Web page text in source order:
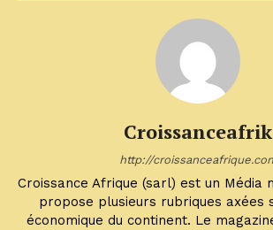
Croissanceafrik
http://
Croissance Afrique (sarl) est un Média
propose plusieurs rubriques axées
économique du continent. Le